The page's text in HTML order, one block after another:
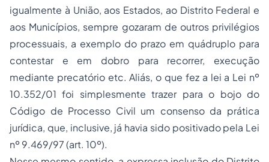
igualmente à União, aos Estados, ao Distrito Federal e
aos Municípios, sempre gozaram de outros privilégios
processuais, a exemplo do prazo em quádruplo para
contestar e em dobro para recorrer, execução
mediante precatório etc. Aliás, o que fez a lei a Lei nº
10.352/01 foi simplesmente trazer para o bojo do
Código de Processo Civil um consenso da prática
jurídica, que, inclusive, já havia sido positivado pela Lei
nº 9.469/97 (art. 10º).